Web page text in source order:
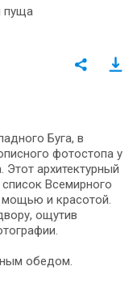
пуща
Буга, в
фотостопа у
Этот архитектурный
Всемирного
и красотой.
ощутив
обедом.